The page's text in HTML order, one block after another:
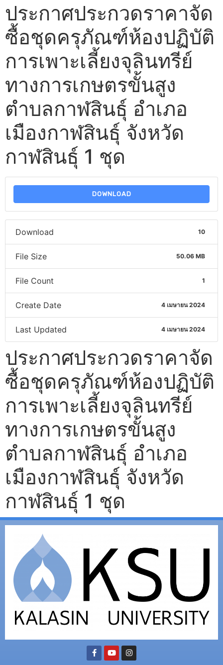
ประกาศประกวดราคาจัด
ซื้อชุดครุภัณฑ์ห้องปฏิบัติ
การเพาะเลี้ยงจุลินทรีย์
ทางการเกษตรขั้นสูง
ตำบลกาฬสินธุ์ อำเภอ
เมืองกาฬสินธุ์ จังหวัด
กาฬสินธุ์ 1 ชุด
DOWNLOAD
Download 10
File Size 50.06 MB
File Count 1
Create Date 4 เมษายน 2024
Last Updated 4 เมษายน 2024
ประกาศประกวดราคาจัด
ซื้อชุดครุภัณฑ์ห้องปฏิบัติ
การเพาะเลี้ยงจุลินทรีย์
ทางการเกษตรขั้นสูง
ตำบลกาฬสินธุ์ อำเภอ
เมืองกาฬสินธุ์ จังหวัด
กาฬสินธุ์ 1 ชุด